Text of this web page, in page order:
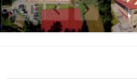
Poprzedni Element
Następny
❚❚